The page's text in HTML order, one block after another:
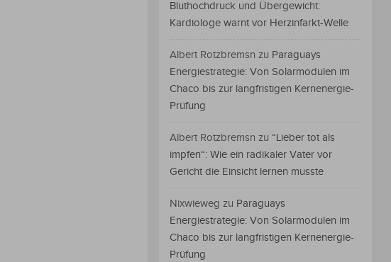
Bluthochdruck und Übergewicht:
Kardiologe warnt vor Herzinfarkt-Welle
Albert Rotzbremsn zu Paraguays
Energiestrategie: Von Solarmodulen im
Chaco bis zur langfristigen Kernenergie-
Prüfung
Albert Rotzbremsn zu “Lieber tot als
impfen“: Wie ein radikaler Vater vor
Gericht die Einsicht lernen musste
Nixwieweg zu Paraguays
Energiestrategie: Von Solarmodulen im
Chaco bis zur langfristigen Kernenergie-
Prüfung